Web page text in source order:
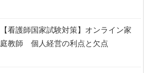
【看護師国家試験対策】オンライン家
庭教師 個人経営の利点と欠点